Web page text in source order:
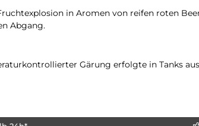
in Aromen von reifen roten
Abgang.
Gärung erfolgte in Tanks